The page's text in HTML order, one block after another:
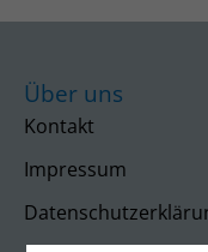
Über uns
Kontakt
Impressum